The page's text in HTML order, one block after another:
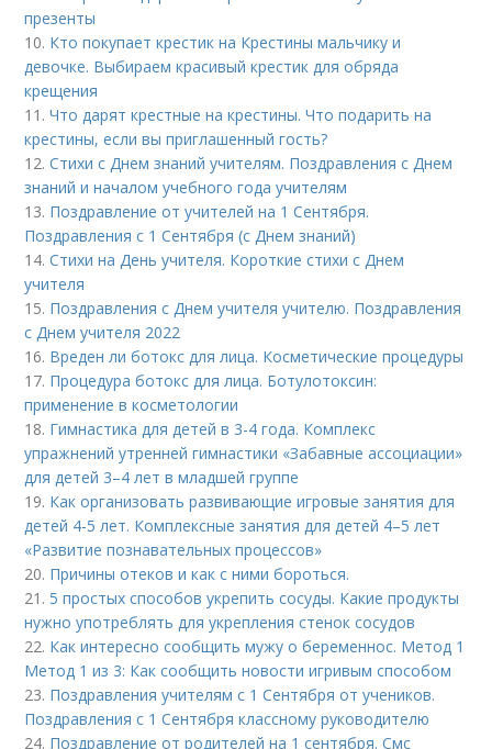
презенты
10. Кто покупает крестик на Крестины мальчику и
девочке. Выбираем красивый крестик для обряда
крещения
11.Что дарят крестные на крестины. Что подарить на
крестины, если вы приглашенный гость?
12.Стихи с Днем знаний учителям. Поздравления с Днем
знаний и началом учебного года учителям
13. Поздравление от учителей на 1 Сентября.
Поздравления с 1 Сентября (с Днем знаний)
14.Стихи на День учителя. Короткие стихи с Днем
учителя
15. Поздравления с Днем учителя учителю. Поздравления
с Днем учителя 2022
16. Вреден ли ботокс для лица. Косметические процедуры
17. Процедура ботокс для лица. Ботулотоксин:
применение в косметологии
18. Гимнастика для детей в 3-4 года. Комплекс
упражнений утренней гимнастики «Забавные ассоциации»
для детей 3–4 лет в младшей группе
19. Как организовать развивающие игровые занятия для
детей 4-5 лет. Комплексные занятия для детей 4–5 лет
«Развитие познавательных процессов»
20. Причины отеков и как с ними бороться.
21. 5 простых способов укрепить сосуды. Какие продукты
нужно употреблять для укрепления стенок сосудов
22. Как интересно сообщить мужу о беременнос. Метод 1
Метод 1 из 3: Как сообщить новости игривым способом
23. Поздравления учителям с 1 Сентября от учеников.
Поздравления с 1 Сентября классному руководителю
24. Поздравление от родителей на 1 сентября. Смс